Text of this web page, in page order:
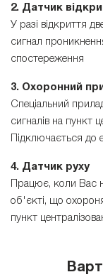
2. Датчик
У разі відкриття
сигнал
спостереження
3. Охоронний
Спеціальний
сигналів на пункт
Підключається до
4. Датчик руху
Працює, коли Вас
об'єкті, що
пункт